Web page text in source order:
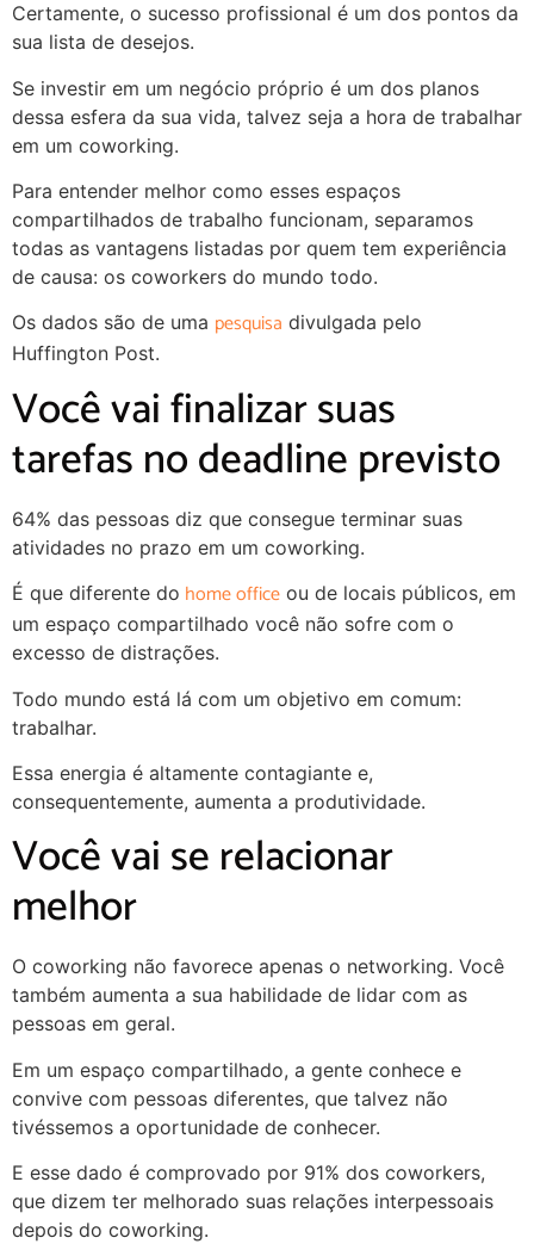
Certamente, o sucesso profissional é um dos pontos da
sua lista de desejos.
Se investir em um negócio próprio é um dos planos
dessa esfera da sua vida, talvez seja a hora de trabalhar
em um coworking.
Para entender melhor como esses espaços
compartilhados de trabalho funcionam, separamos
todas as vantagens listadas por quem tem experiência
de causa: os coworkers do mundo todo.
Os dados são de uma pesquisa divulgada pelo
Huffington Post.
Você vai finalizar suas
tarefas no deadline previsto
64% das pessoas diz que consegue terminar suas
atividades no prazo em um coworking.
É que diferente do home office ou de locais públicos, em
um espaço compartilhado você não sofre com o
excesso de distrações.
Todo mundo está lá com um objetivo em comum:
trabalhar.
Essa energia é altamente contagiante e,
consequentemente, aumenta a produtividade.
Você vai se relacionar
melhor
O coworking não favorece apenas o networking. Você
também aumenta a sua habilidade de lidar com as
pessoas em geral.
Em um espaço compartilhado, a gente conhece e
convive com pessoas diferentes, que talvez não
tivéssemos a oportunidade de conhecer.
E esse dado é comprovado por 91% dos coworkers,
que dizem ter melhorado suas relações interpessoais
depois do coworking.